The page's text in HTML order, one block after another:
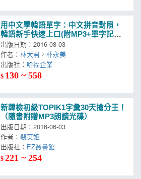
用中文學韓語單字：中文拼音對照，
韓語新手快速上口(附MP3+單字記憶
卡)
出版日期：2016-08-03
作者：林大君 ，朴永美
出版社：
$ 130 ~ 558
新韓檢初級TOPIK1字彙30天搶分王！
（隨書附贈MP3朗讀光碟）
出版日期：2016-06-03
作者：裴英姬
出版社：
$221 ~ 254